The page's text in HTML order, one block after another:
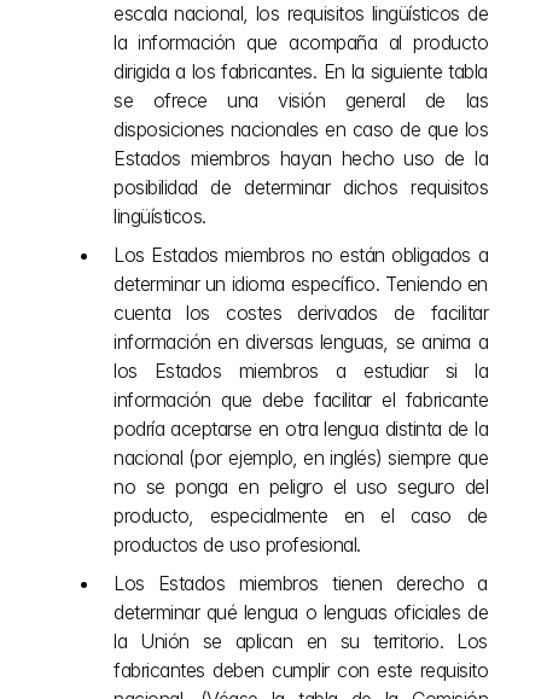
escala nacional, los requisitos lingüísticos de
la información que acompaña al producto
dirigida a los fabricantes. En la siguiente tabla
se ofrece una visión general de las
disposiciones nacionales en caso de que los
Estados miembros hayan hecho uso de la
posibilidad de determinar dichos requisitos
lingüísticos.
Los Estados miembros no están obligados a
determinar un idioma específico. Teniendo en
cuenta los costes derivados de facilitar
información en diversas lenguas, se anima a
los Estados miembros a estudiar si la
información que debe facilitar el fabricante
podría aceptarse en otra lengua distinta de la
nacional (por ejemplo, en inglés) siempre que
no se ponga en peligro el uso seguro del
producto, especialmente en el caso de
productos de uso profesional.
Los Estados miembros tienen derecho a
determinar qué lengua o lenguas oficiales de
la Unión se aplican en su territorio. Los
fabricantes deben cumplir con este requisito